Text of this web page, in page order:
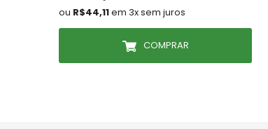
ou R$44,11em 3x sem juros
COMPRAR